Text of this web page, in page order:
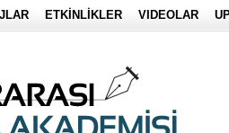
ETKİNLİKLER VIDEOLAR